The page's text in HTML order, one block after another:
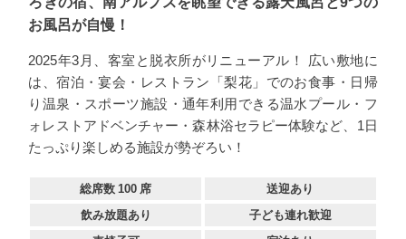
お風呂が自慢！
2025年3月、客室と脱衣所がリニューアル！ 広い敷地に
は、宿泊・宴会・レストラン「梨花」でのお食事・日帰
り温泉・スポーツ施設・通年利用できる温水プール・フ
ォレストアドベンチャー・森林浴セラピー体験など、1日
たっぷり楽しめる施設が勢ぞろい！
総席数 100 席
送迎あり
飲み放題あり
子ども連れ歓迎